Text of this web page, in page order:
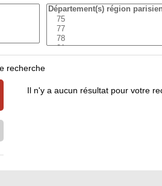
recherche
Il n'y a aucun résultat pour votre